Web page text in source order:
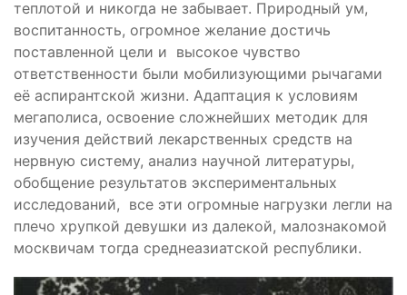
теплотой и никогда не забывает. Природный ум,
воспитанность, огромное желание достичь
поставленной цели и высокое чувство
ответственности были мобилизующими рычагами
её аспирантской жизни. Адаптация к условиям
мегаполиса, освоение сложнейших методик для
изучения действий лекарственных средств на
нервную систему, анализ научной литературы,
обобщение результатов экспериментальных
исследований, все эти огромные нагрузки легли на
плечо хрупкой девушки из далекой, малознакомой
москвичам тогда среднеазиатской республики.